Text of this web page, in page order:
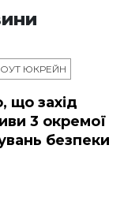
ЮКРЕЙН
що захід
3 окремої
безпеки